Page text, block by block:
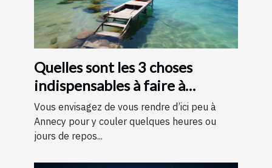
Quelles sont les 3 choses
indispensables à faire à
Annecy ?
Vous envisagez de vous rendre d’ici peu à
Annecy pour y couler quelques heures ou
jours de repos...